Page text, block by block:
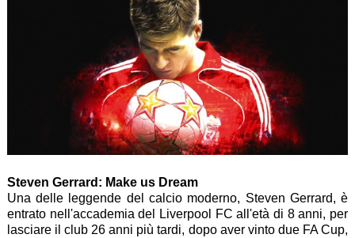
Steven Gerrard: Make us Dream
Una delle leggende del calcio moderno, Steven Gerrard, è
entrato nell'accademia del Liverpool FC all'età di 8 anni, per
lasciare il club 26 anni più tardi, dopo aver vinto due FA Cup,